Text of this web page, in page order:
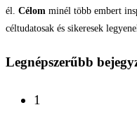
él. Célom minél több embert
céltudatosak és sikeresek
Legnépszerűbb
1